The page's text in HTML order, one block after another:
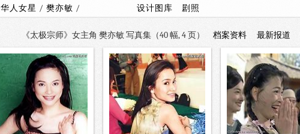
华人女星 / 樊亦敏 / 设计图库 剧照
《太极宗师》女主角 樊亦敏 写真集（40 幅, 4 页） 档案资料 最新报道